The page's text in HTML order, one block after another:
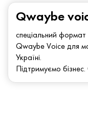
Qwaybe
спеціальний формат
Qwaybe Voice для
Україні.
Підтримуємо